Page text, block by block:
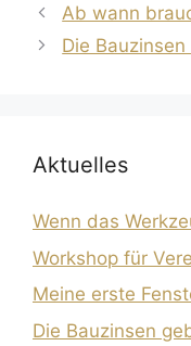
Ab wann
Die
Aktuelles
Wenn das
Workshop für
Meine erste
Die Bauzinsen